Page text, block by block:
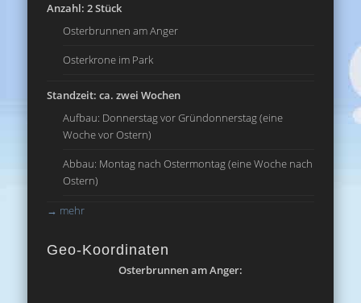
Anzahl: 2 Stück
Osterbrunnen am Anger
Osterkrone im Park
Standzeit: ca. zwei Wochen
Aufbau: Donnerstag vor Gründonnerstag (eine
Woche vor Ostern)
Abbau: Montag nach Ostermontag (eine Woche nach
Ostern)
→ mehr
Geo-Koordinaten
Osterbrunnen am Anger: